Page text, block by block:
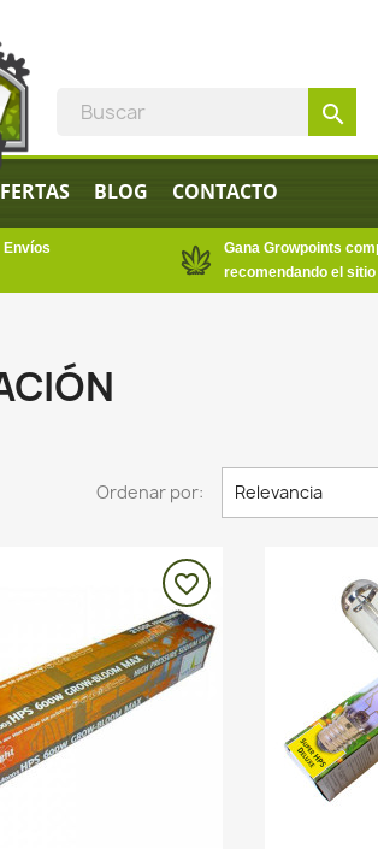
search
BLOG CONTACTO
Envíos
Gana Growpoints
recomendando el sitio
Ordenar por: Relevancia
favorite_border